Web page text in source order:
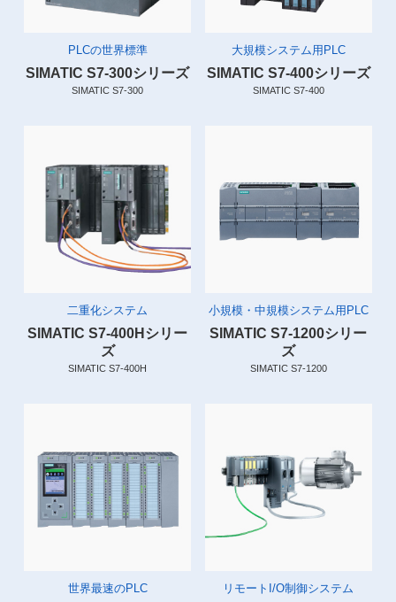
PLCの世界標準
SIMATIC S7-300シリーズ
SIMATIC S7-300
大規模システム用PLC
SIMATIC S7-400シリーズ
SIMATIC S7-400
二重化システム
SIMATIC S7-400Hシリー
ズ
SIMATIC S7-400H
小規模・中規模システム用PLC
SIMATIC S7-1200シリー
ズ
SIMATIC S7-1200
世界最速のPLC リモートI/O制御システム